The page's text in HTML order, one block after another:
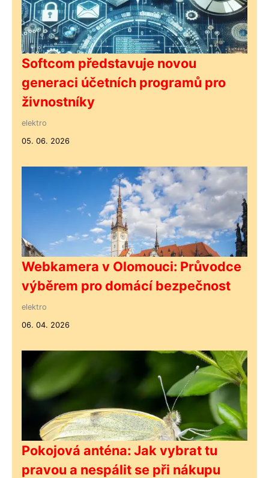
Softcom představuje novou
generaci účetních programů pro
živnostníky
elektro
05. 06. 2026
Webkamera v Olomouci: Průvodce
výběrem pro domácí bezpečnost
elektro
06. 04. 2026
Pokojová anténa: Jak vybrat tu
pravou a nespálit se při nákupu